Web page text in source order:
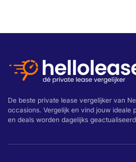
De beste private lease vergelijker van
occasions. Vergelijk en vind jouw ideale
en deals worden dagelijks